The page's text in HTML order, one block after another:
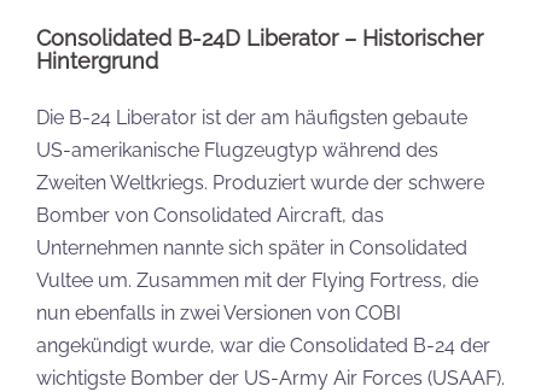
Consolidated B-24D Liberator – Historischer
Hintergrund
Die B-24 Liberator ist der am häufigsten gebaute
US-amerikanische Flugzeugtyp während des
Zweiten Weltkriegs. Produziert wurde der schwere
Bomber von Consolidated Aircraft, das
Unternehmen nannte sich später in Consolidated
Vultee um. Zusammen mit der Flying Fortress, die
nun ebenfalls in zwei Versionen von COBI
angekündigt wurde, war die Consolidated B-24 der
wichtigste Bomber der US-Army Air Forces (USAAF).